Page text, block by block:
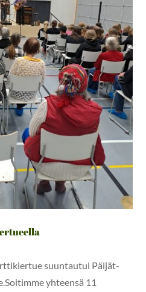
suuntautui Päijät-
yhteensä 11